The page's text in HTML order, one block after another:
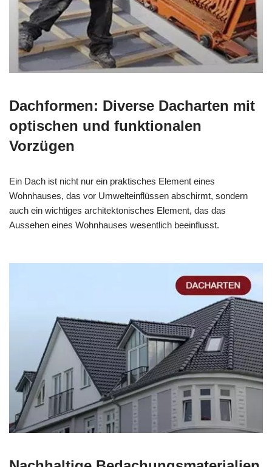
Dachformen: Diverse Dacharten mit
optischen und funktionalen
Vorzügen
Ein Dach ist nicht nur ein praktisches Element eines
Wohnhauses, das vor Umwelteinflüssen abschirmt, sondern
auch ein wichtiges architektonisches Element, das das
Aussehen eines Wohnhauses wesentlich beeinflusst.